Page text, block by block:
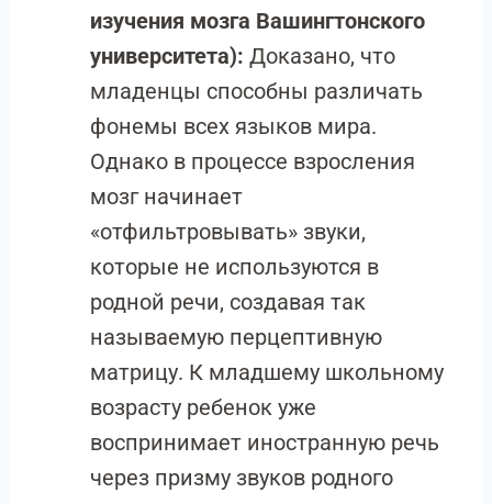
изучения мозга Вашингтонского
университета): Доказано, что
младенцы способны различать
фонемы всех языков мира.
Однако в процессе взросления
мозг начинает
«отфильтровывать» звуки,
которые не используются в
родной речи, создавая так
называемую перцептивную
матрицу. К младшему школьному
возрасту ребенок уже
воспринимает иностранную речь
через призму звуков родного